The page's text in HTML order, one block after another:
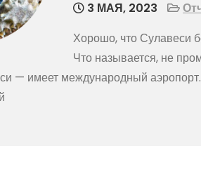
3 МАЯ, 2023
Хорошо, что Сулавеси
Что называется, не
— имеет международный аэропорт.